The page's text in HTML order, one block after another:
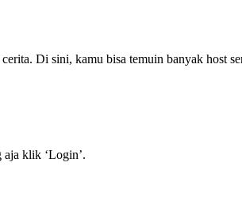
Di sini, kamu bisa temuin banyak host
klik ‘Login’.